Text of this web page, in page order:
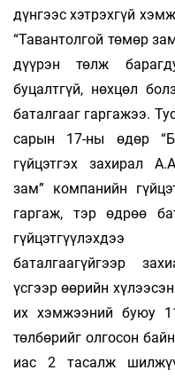
дүнгээс хэтрэхгүй
“Тавантолгой төмөр
дүүрэн төлж
буцалтгүй, нөхцөл
баталгааг гаргажээ.
сарын 17-ны өдөр
гүйцэтгэх захирал
зам” компанийн
гаргаж, тэр өдрөө
баталгаагүйгээр
үсгээр өөрийн
их хэмжээний буюу
төлбөрийг олгосон
иас 2 тасалж